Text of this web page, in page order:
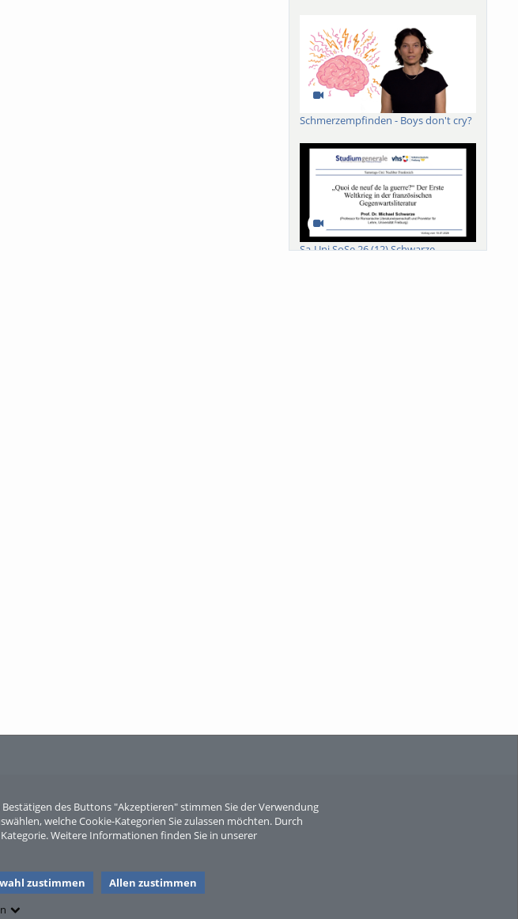
des Buttons "Akzeptieren" stimmen Sie der Verwendung
welche Cookie-Kategorien Sie zulassen möchten. Durch
Weitere Informationen finden Sie in unserer
zustimmen
Allen zustimmen
Schmerzempfinden - Boys don't cry?
Sa-Uni SoSe 26 (12) Schwarze
Sperber